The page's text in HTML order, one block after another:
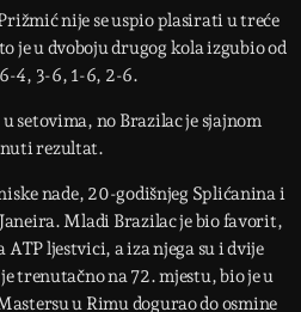
nije se uspio plasirati u treće
je u dvoboju drugog kola izgubio od
6-4, 3-6, 1-6, 2-6.
setovima, no Brazilac je sjajnom
rezultat.
nade, 20-godišnjeg Splićanina i
Mladi Brazilac je bio favorit,
ljestvici, a iza njega su i dvije
trenutačno na 72. mjestu, bio je u
u Rimu dogurao do osmine